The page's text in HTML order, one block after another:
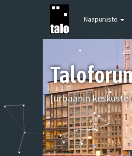
Naapurusto
[urbaanin